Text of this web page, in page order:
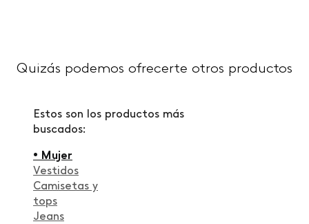
Quizás podemos ofrecerte otros productos
Estos son los productos más
buscados:
• Mujer
Vestidos
Camisetas y
tops
Jeans